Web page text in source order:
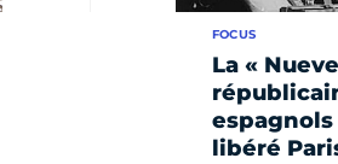
La «
libéré
FOCUS